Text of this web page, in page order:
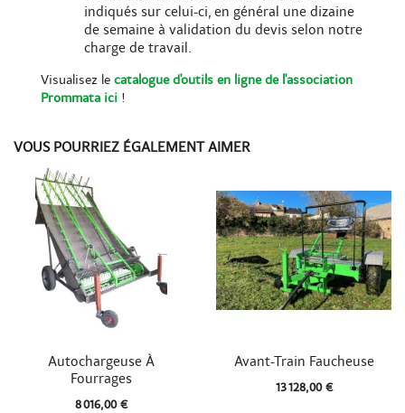
indiqués sur celui-ci, en général une dizaine
de semaine à validation du devis selon notre
charge de travail.
Visualisez le catalogue d'outils en ligne de l'association
Prommata ici !
VOUS POURRIEZ ÉGALEMENT AIMER
Aperçu rapide
Autochargeuse À
Fourrages
8 016,00 €
Aperçu rapide
Avant-Train Faucheuse
13 128,00 €